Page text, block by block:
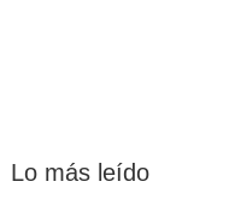
Lo más leído